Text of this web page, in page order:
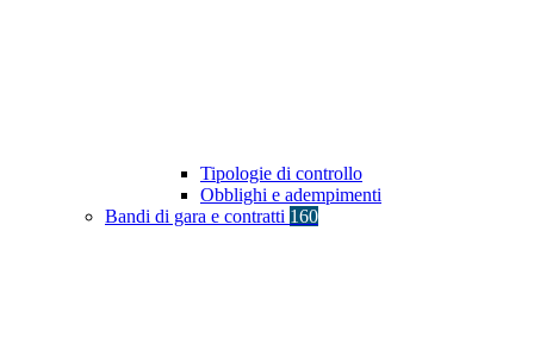
Tipologie di controllo
Obblighi e adempimenti
Bandi di gara e contratti 160